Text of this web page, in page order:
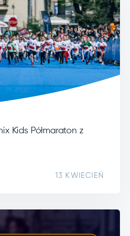
Kids Półmaraton z
13 KWIECIEŃ